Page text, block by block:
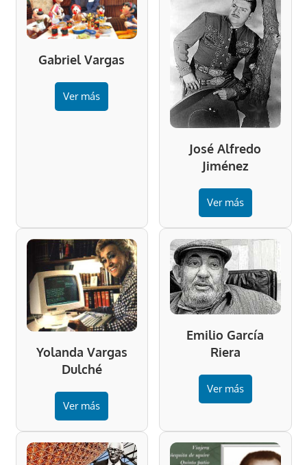
Gabriel Vargas
Ver más
José Alfredo
Jiménez
Ver más
Yolanda Vargas
Dulché
Ver más
Emilio García
Riera
Ver más